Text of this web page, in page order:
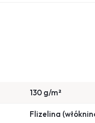
130 g/m²
Flizelina